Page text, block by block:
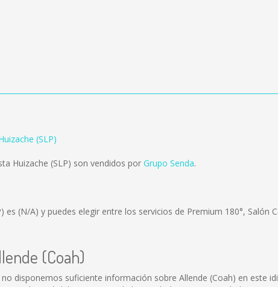
(SLP)
Huizache (SLP) son vendidos por Grupo Senda.
es (N/A) y puedes elegir entre los servicios de Premium 180°, Salón
(Coah)
disponemos suficiente información sobre Allende (Coah) en este